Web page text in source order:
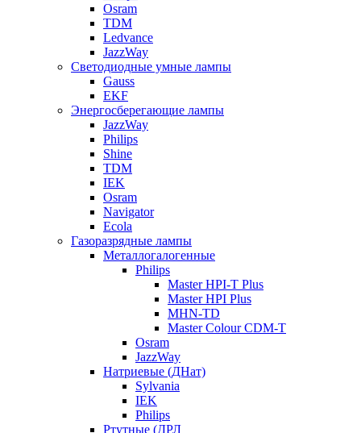
Osram
TDM
Ledvance
JazzWay
Светодиодные умные лампы
Gauss
EKF
Энергосберегающие лампы
JazzWay
Philips
Shine
TDM
IEK
Osram
Navigator
Ecola
Газоразрядные лампы
Металлогалогенные
Philips
Master HPI-T Plus
Master HPI Plus
MHN-TD
Master Colour CDM-T
Osram
JazzWay
Натриевые (ДНат)
Sylvania
IEK
Philips
Ртутные (ДРЛ